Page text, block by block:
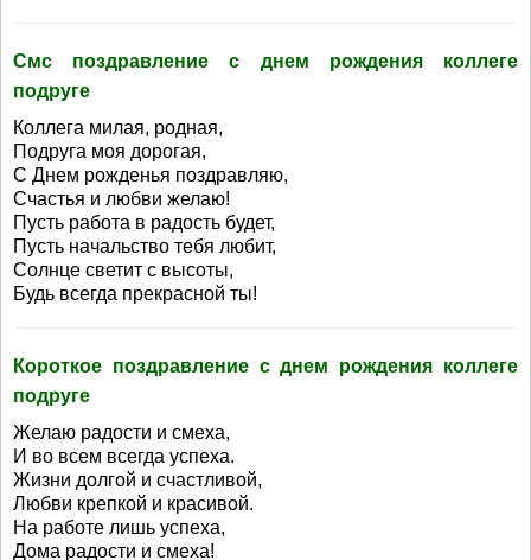
Смс поздравление с днем рождения коллеге
подруге
Коллега милая, родная,
Подруга моя дорогая,
С Днем рожденья поздравляю,
Счастья и любви желаю!
Пусть работа в радость будет,
Пусть начальство тебя любит,
Солнце светит с высоты,
Будь всегда прекрасной ты!
Короткое поздравление с днем рождения коллеге
подруге
Желаю радости и смеха,
И во всем всегда успеха.
Жизни долгой и счастливой,
Любви крепкой и красивой.
На работе лишь успеха,
Дома радости и смеха!